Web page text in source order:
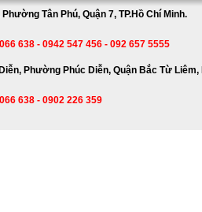
Tân Phú, Quận 7, TP.Hồ Chí Minh.
638 - 0942 547 456 - 092 657 5555
Phường Phúc Diễn, Quận Bắc Từ Liêm,
638 - 0902 226 359